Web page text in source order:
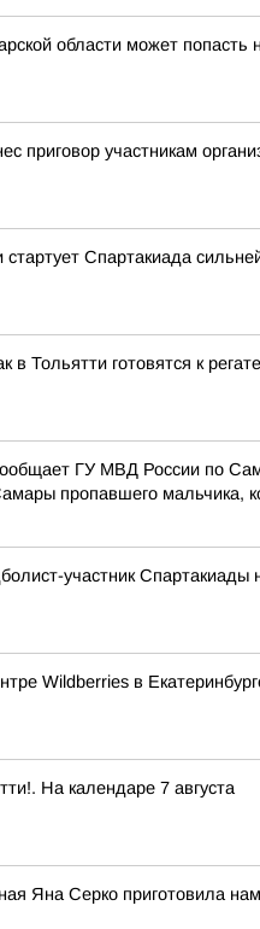
области может попасть
приговор участникам
Спартакиада
в Тольятти готовятся к
ГУ МВД России по
пропавшего мальчика,
участник
Wildberries в
На календаре 7 августа
Яна Серко приготовила